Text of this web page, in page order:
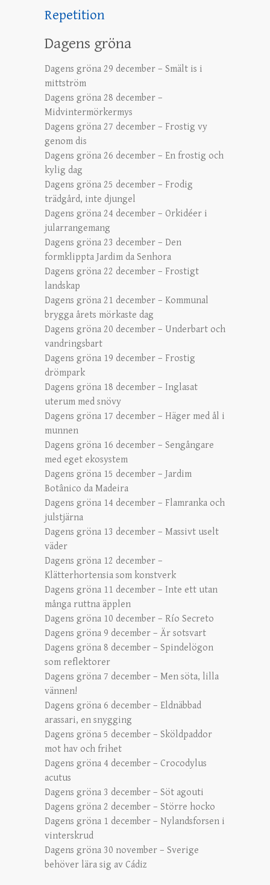
Repetition
Dagens gröna
Dagens gröna 29 december – Smält is i
mittström
Dagens gröna 28 december –
Midvintermörkermys
Dagens gröna 27 december – Frostig vy
genom dis
Dagens gröna 26 december – En frostig och
kylig dag
Dagens gröna 25 december – Frodig
trädgård, inte djungel
Dagens gröna 24 december – Orkidéer i
jularrangemang
Dagens gröna 23 december – Den
formklippta Jardim da Senhora
Dagens gröna 22 december – Frostigt
landskap
Dagens gröna 21 december – Kommunal
brygga årets mörkaste dag
Dagens gröna 20 december – Underbart och
vandringsbart
Dagens gröna 19 december – Frostig
drömpark
Dagens gröna 18 december – Inglasat
uterum med snövy
Dagens gröna 17 december – Häger med ål i
munnen
Dagens gröna 16 december – Sengångare
med eget ekosystem
Dagens gröna 15 december – Jardim
Botânico da Madeira
Dagens gröna 14 december – Flamranka och
julstjärna
Dagens gröna 13 december – Massivt uselt
väder
Dagens gröna 12 december –
Klätterhortensia som konstverk
Dagens gröna 11 december – Inte ett utan
många ruttna äpplen
Dagens gröna 10 december – Río Secreto
Dagens gröna 9 december – Är sotsvart
Dagens gröna 8 december – Spindelögon
som reflektorer
Dagens gröna 7 december – Men söta, lilla
vännen!
Dagens gröna 6 december – Eldnäbbad
arassari, en snygging
Dagens gröna 5 december – Sköldpaddor
mot hav och frihet
Dagens gröna 4 december – Crocodylus
acutus
Dagens gröna 3 december – Söt agouti
Dagens gröna 2 december – Större hocko
Dagens gröna 1 december – Nylandsforsen i
vinterskrud
Dagens gröna 30 november – Sverige
behöver lära sig av Cádiz